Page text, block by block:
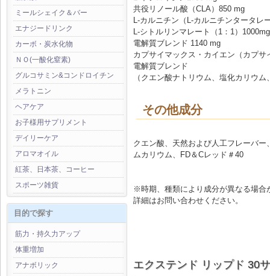
ミールシェイク＆バー
エナジードリンク
カーボ・炭水化物
ＮＯ(一酸化窒素)
グルコサミン&コンドロイチン
メラトニン
ヘアケア
お子様用サプリメント
デイリーケア
アロマオイル
紅茶、日本茶、コーヒー
スポーツ雑貨
目的で探す
筋力・持久力アップ
体重増加
アナボリック
共役リノール酸（CLA）850 mg
L-カルニチン（L-カルニチンタータレ
L-シトルリンマレート（1：1）1000mg
電解質ブレンド 1140 mg
カプサイマックス・カイエン（カプ
電解質ブレンド
（クエン酸ナトリウム、塩化カリウ
その他成分
クエン酸、天然および人工フレーバ
ムカリウム、FD＆Cレッド＃40
※時期、種類により成分が異なる場合
詳細はお問い合わせください。
エクステンド リップド 30